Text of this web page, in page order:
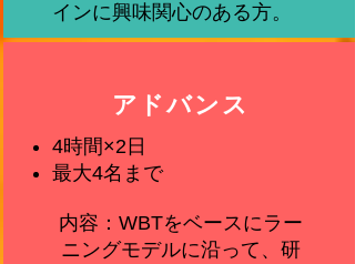
インに興味関心のある方。​
アドバンス
4時間×2日
最大​4名まで
内容：WBTをベースにラー
ニングモデルに沿って、研